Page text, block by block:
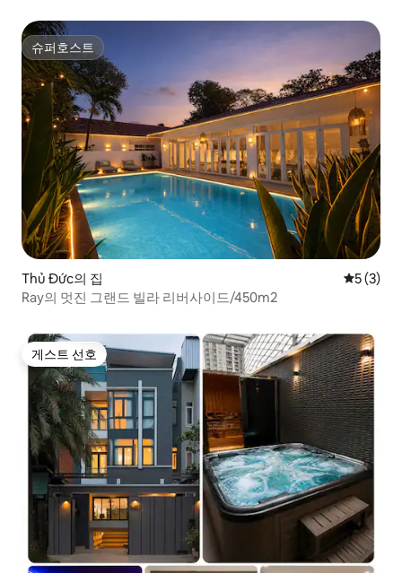
슈퍼호스트
슈퍼호스트
Thủ Đức의 집 평점 5점
5 (3)
Ray의 멋진 그랜드 빌라 리버사이드/450m2
게스트 선호
게스트 선호